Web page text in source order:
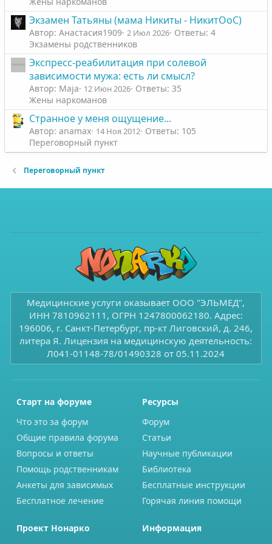
Экзамен Татьяны (мама Никиты - НикитОоС)
Автор: Анастасия1909 2 Июл 2026 Ответы: 4
Экзамены родственников
Экспресс-реабилитация при солевой
зависимости мужа: есть ли смысл?
Автор: Maja 12 Июн 2026 Ответы: 35
Жены наркоманов
Странное у меня ощущение...
Автор: anamax 14 Ноя 2012 Ответы: 105
Переговорный пункт
Переговорный пункт
Медицинские услуги оказывает ООО "ЭЛЬМЕД",
ИНН 7810962111, ОГРН 1247800062180. Адрес:
196006, г. Санкт-Петербург, пр-кт Лиговский, д. 246,
литера Я. Лицензия на медицинскую деятельность:
Л041-01148-78/01490328 от 05.11.2024
Старт на форуме
Что это за форум
Общие правила форума
Вопросы и ответы
Помощь родственникам
Анкеты для зависимых
Бесплатное лечение
Ресурсы
Форум
Статьи
Научные публикации
Библиотека
Бесплатные инструкции
Горячая линия помощи
Проект Нонарко
Информация